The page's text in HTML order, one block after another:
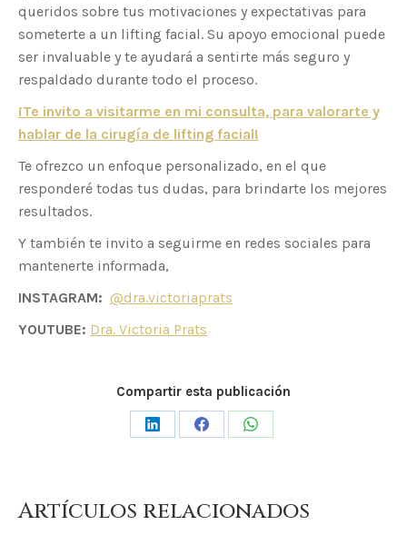
queridos sobre tus motivaciones y expectativas para
someterte a un lifting facial. Su apoyo emocional puede
ser invaluable y te ayudará a sentirte más seguro y
respaldado durante todo el proceso.
¡Te invito a visitarme en mi consulta, para valorarte y
hablar de la cirugía de lifting facial!
Te ofrezco un enfoque personalizado, en el que
responderé todas tus dudas, para brindarte los mejores
resultados.
Y también te invito a seguirme en redes sociales para
mantenerte informada,
INSTAGRAM: @dra.victoriaprats
YOUTUBE: Dra. Victoria Prats
Compartir esta publicación
Share
Share
Share
Artículos relacionados